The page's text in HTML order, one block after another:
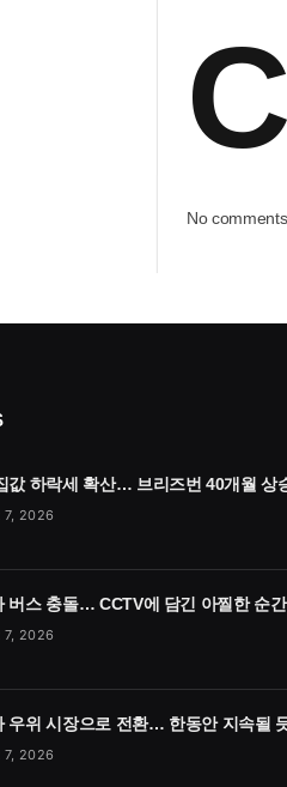
No
값 하락세 확산… 브리즈번 40개월 상
7, 2026
버스 충돌… CCTV에 담긴 아찔한 순간
7, 2026
우위 시장으로 전환… 한동안 지속될
7, 2026